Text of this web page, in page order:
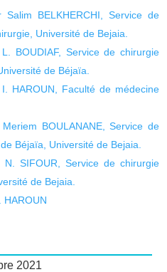
BELKHERCHI, Service de
Université de Bejaia.
BOUDIAF, Service de chirurgie
de Béjaïa.
HAROUN, Faculté de médecine
BOULANANE, Service de
Béjaïa, Université de Bejaia.
SIFOUR, Service de chirurgie
de Bejaia.
HAROUN
2021